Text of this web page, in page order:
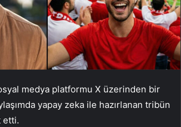
medya platformu X üzerinden bir
yapay zeka ile hazırlanan tribün
etti.